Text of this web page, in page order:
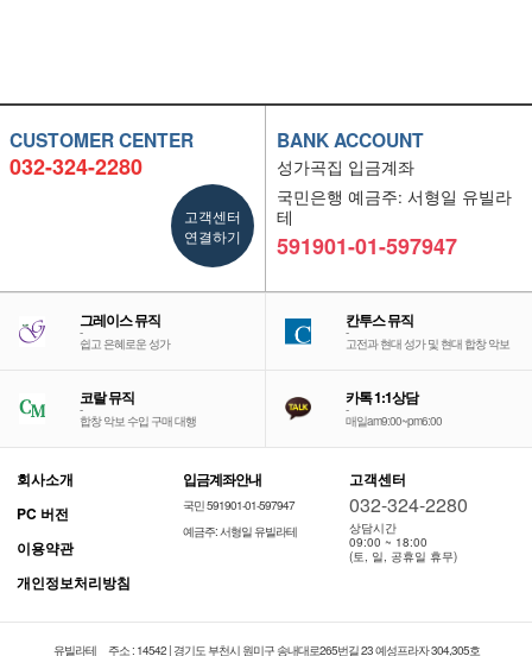
CUSTOMER CENTER
032-324-2280
고객센터
연결하기
BANK ACCOUNT
성가곡집 입금계좌
국민은행 예금주: 서형일 유빌라
테
591901-01-597947
그레이스 뮤직
-
쉽고 은혜로운 성가
칸투스 뮤직
-
고전과 현대 성가 및 현대 합창 악보
코랄 뮤직
-
합창 악보 수입 구매 대행
카톡 1:1상담
-
매일am9:00~pm6:00
회사소개
PC 버전
이용약관
개인정보처리방침
입금계좌안내
국민 591901-01-597947
예금주: 서형일 유빌라테
고객센터
032-324-2280
상담시간
09:00 ~ 18:00
(토, 일, 공휴일 휴무)
유빌라테 주소 : 14542 | 경기도 부천시 원미구 송내대로265번길 23 예성프라자 304,305호